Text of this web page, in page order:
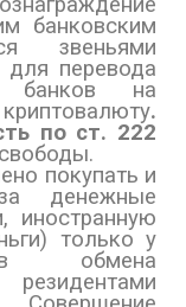
банковским
звеньями
перевода
банков на
.
по ст. 222
покупать и
денежные
иностранную
только у
обмена